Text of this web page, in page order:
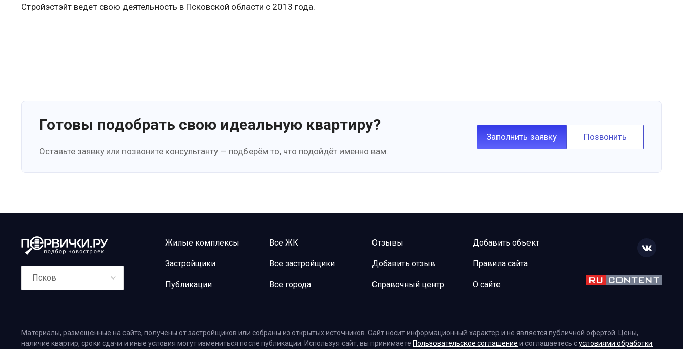
Стройэстэйт ведет свою деятельность в Псковской области с 2013 года.
Готовы подобрать свою идеальную квартиру?
Оставьте заявку или позвоните консультанту — подберём то, что подойдёт именно вам.
Заполнить заявку Позвонить
Псков
Жилые комплексы
Застройщики
Публикации
Все ЖК
Все застройщики
Все города
Отзывы
Добавить отзыв
Справочный центр
Добавить объект
Правила сайта
О сайте
Материалы, размещённые на сайте, получены от застройщиков или собраны из открытых источников. Сайт носит информационный характер и не является публичной офертой. Цены,
наличие квартир, сроки сдачи и иные условия могут измениться после публикации. Используя сайт, вы принимаете Пользовательское соглашение и соглашаетесь сусловиями обработки